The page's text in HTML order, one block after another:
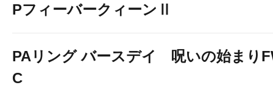
PフィーバークィーンⅡ
PAリング バースデイ 呪いの始まり
C